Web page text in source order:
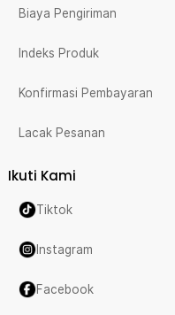
Biaya Pengiriman
Indeks Produk
Konfirmasi Pembayaran
Lacak Pesanan
Ikuti Kami
Tiktok
Instagram
Facebook